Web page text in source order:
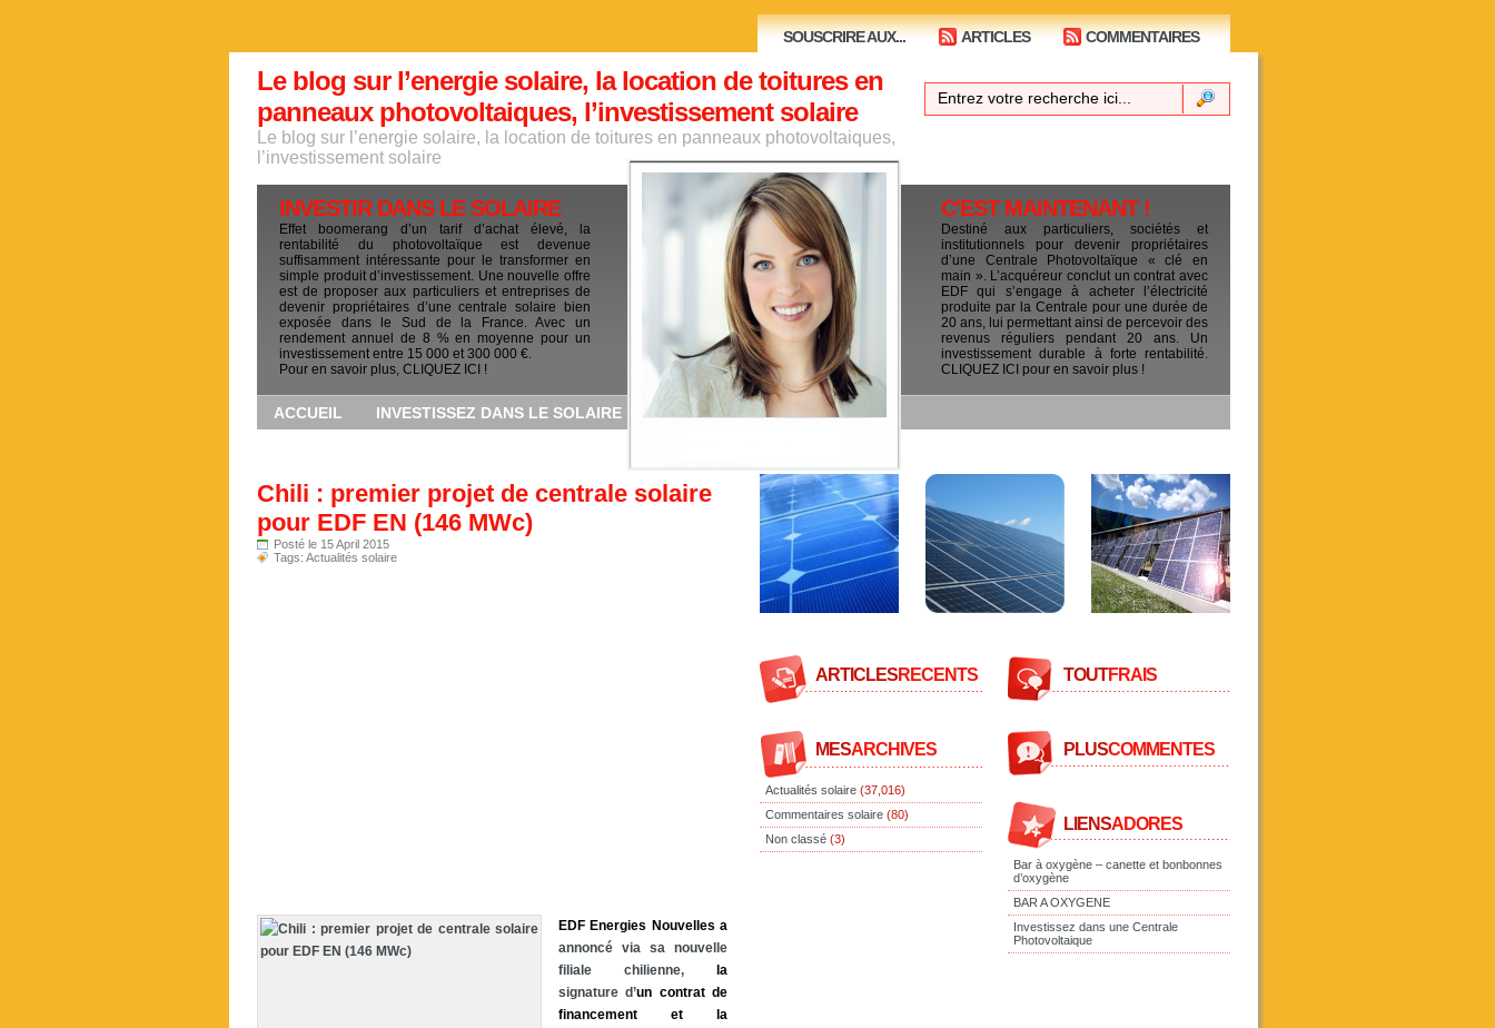
SOUSCRIRE AUX... ARTICLES COMMENTAIRES
Le blog sur l’energie solaire, la location de toitures en
panneaux photovoltaiques, l’investissement solaire
Le blog sur l’energie solaire, la location de toitures en panneaux photovoltaiques,
l’investissement solaire
INVESTIR DANS LE SOLAIRE
Effet boomerang d’un tarif d’achat élevé, la
rentabilité du photovoltaïque est devenue
suffisamment intéressante pour le transformer en
simple produit d’investissement. Une nouvelle offre
est de proposer aux particuliers et entreprises de
devenir propriétaires d’une centrale solaire bien
exposée dans le Sud de la France. Avec un
rendement annuel de 8 % en moyenne pour un
investissement entre 15 000 et 300 000 €.
Pour en savoir plus, CLIQUEZ ICI !
ACCUEIL INVESTISSEZ DANS LE SOLAIRE
C'EST MAINTENANT !
Destiné aux particuliers, sociétés et
institutionnels pour devenir propriétaires
d’une Centrale Photovoltaïque « clé en
main ». L’acquéreur conclut un contrat avec
EDF qui s’engage à acheter l’électricité
produite par la Centrale pour une durée de
20 ans, lui permettant ainsi de percevoir des
revenus réguliers pendant 20 ans. Un
investissement durable à forte rentabilité.
CLIQUEZ ICI pour en savoir plus !
Chili : premier projet de centrale solaire
pour EDF EN (146 MWc)
Posté le 15 April 2015
Tags: Actualités solaire
EDF Energies Nouvelles a
annoncé via sa nouvelle
filiale chilienne,
la
signature d’un contrat de
financement
et
la
ARTICLESRECENTS
MESARCHIVES
Actualités solaire (37,016)
Commentaires solaire (80)
Non classé (3)
TOUTFRAIS
PLUSCOMMENTES
LIENSADORES
Bar à oxygène – canette et bonbonnes
d’oxygène
BAR A OXYGENE
Investissez dans une Centrale
Photovoltaique